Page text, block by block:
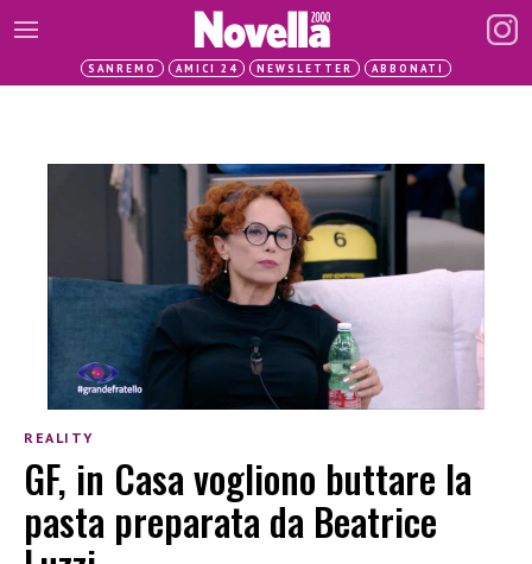
SANREMO AMICI 24 NEWSLETTER ABBONATI
REALITY
GF, in Casa vogliono buttare la
pasta preparata da Beatrice